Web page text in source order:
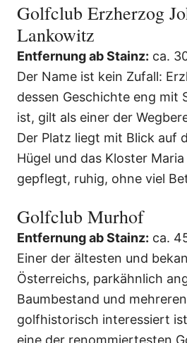
Golfclub Erzherzog
Lankowitz
Entfernung ab Stainz: ca.
Der Name ist kein Zufall:
dessen Geschichte eng mit
ist, gilt als einer der
Der Platz liegt mit Blick auf
Hügel und das Kloster
gepflegt, ruhig, ohne viel
Golfclub Murhof
Entfernung ab Stainz: ca.
Einer der ältesten und
Österreichs, parkähnlich
Baumbestand und
golfhistorisch interessiert
eine der renommiertesten